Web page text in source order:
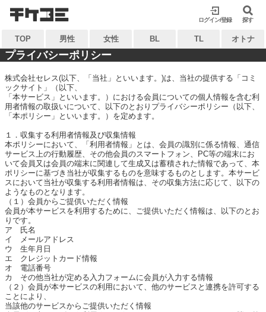
ログイン/登録 探す
検索
閉じる
キーワードから探す
各一覧から探す
ジャンル タグ
作家
雑誌 出版社
コンテンツから探す
ランキング
おすすめ
特集
マイ本棚から探す
最近読んだ作品 お気に入り
TOP 男性 女性 BL TL オトナ
検索
閉じる
キーワードから探す
各一覧から探す
ジャンル
作家
雑誌 出版社
マイ本棚から探す
最近読んだ作品 お気に入り
プライバシーポリシー
株式会社セレス(以下、「当社」といいます。)は、当社の提供する「コミ
ックサイト」（以下、
「本サービス」といいます。）における会員についての個人情報を含む利
用者情報の取扱いについて、以下のとおりプライバシーポリシー（以下、
「本ポリシー」といいます。）を定めます。
１．収集する利用者情報及び収集情報
本ポリシーにおいて、「利用者情報」とは、会員の識別に係る情報、通信
サービス上の行動履歴、その他会員のスマートフォン、PC等の端末にお
いて会員又は会員の端末に関連して生成又は蓄積された情報であって、本
ポリシーに基づき当社が収集するものを意味するものとします。本サービ
スにおいて当社が収集する利用者情報は、その収集方法に応じて、以下の
ようなものとなります。
（１）会員からご提供いただく情報
会員が本サービスを利用するために、ご提供いただく情報は、以下のとお
りです。
ア 氏名
イ メールアドレス
ウ 生年月日
エ クレジットカード情報
オ 電話番号
カ その他当社が定める入力フォームに会員が入力する情報
（２）会員が本サービスの利用において、他のサービスと連携を許可する
ことにより、
当該他のサービスからご提供いただく情報